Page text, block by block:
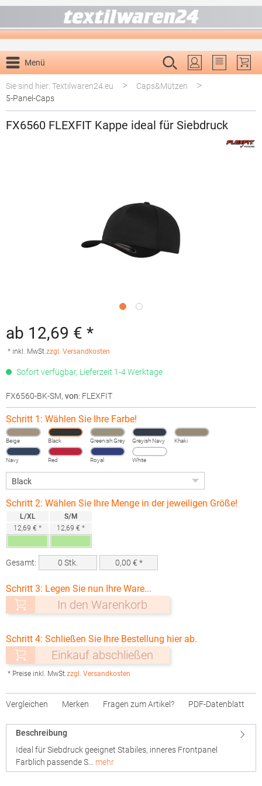
Menü
Du hast 0
Sie sind hier: Textilwaren24.eu
> Caps&Mützen >
5-Panel-Caps
FX6560 FLEXFIT Kappe ideal für Siebdruck
ab 12,69 € *
* inkl. MwSt.zzgl. Versandkosten
Sofort verfügbar, Lieferzeit 1-4 Werktage
FX6560-BK-SM, von: FLEXFIT
Schritt 1: Wählen Sie Ihre Farbe!
Beige Black Greenish Grey Greyish Navy Khaki
Navy Red Royal White
Schritt 2: Wählen Sie Ihre Menge in der jeweiligen Größe!
L/XL
12,69 € *
S/M
12,69 € *
Gesamt: 0 Stk. 0,00 € *
Schritt 3: Legen Sie nun Ihre Ware...
In den Warenkorb
Schritt 4: Schließen Sie Ihre Bestellung hier ab.
Einkauf abschließen
* Preise inkl. MwSt.zzgl. Versandkosten
Vergleichen Merken Fragen zum Artikel? PDF-Datenblatt
Beschreibung
Ideal für Siebdruck geeignet Stabiles, inneres Frontpanel
Farblich passende S… mehr